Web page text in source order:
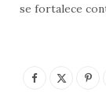
se fortalece